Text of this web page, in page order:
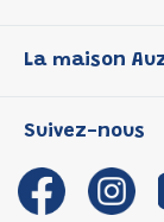
P'tit Loup
Les Influenceuses
Migali
Petite Taupe
La maison
Notre histoire
Auzou s'engage
Auteurs et
Suivez-nous